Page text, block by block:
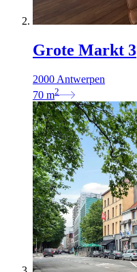
Grote Markt 3
2000 Antwerpen
70 m2